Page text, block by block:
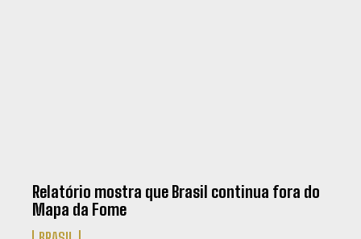
Relatório mostra que Brasil continua fora do
Mapa da Fome